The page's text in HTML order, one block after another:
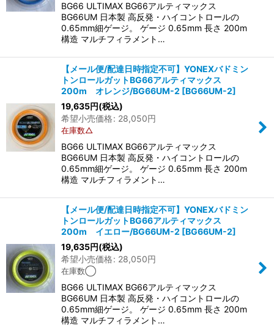
BG66 ULTIMAX BG66アルティマックス
BG66UM 日本製 高反発・ハイコントロールの
0.65mm細ゲージ。 ゲージ 0.65mm 長さ 200m
構造 マルチフィラメント…
【メール便/配達日時指定不可】YONEXバドミン
トンロールガットBG66アルティマックス
200m オレンジ/BG66UM-2 [BG66UM-2]
19,635円(税込)
希望小売価格: 28,050円
在庫数△
BG66 ULTIMAX BG66アルティマックス
BG66UM 日本製 高反発・ハイコントロールの
0.65mm細ゲージ。 ゲージ 0.65mm 長さ 200m
構造 マルチフィラメント…
【メール便/配達日時指定不可】YONEXバドミン
トンロールガットBG66アルティマックス
200m イエロー/BG66UM-2 [BG66UM-2]
19,635円(税込)
希望小売価格: 28,050円
在庫数◯
BG66 ULTIMAX BG66アルティマックス
BG66UM 日本製 高反発・ハイコントロールの
0.65mm細ゲージ。 ゲージ 0.65mm 長さ 200m
構造 マルチフィラメント…